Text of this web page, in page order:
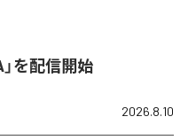
を配信開始
2026.8.10